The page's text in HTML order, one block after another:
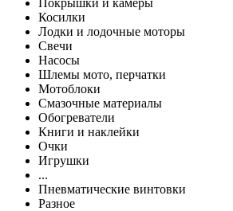
Покрышки и камеры
Косилки
Лодки и лодочные моторы
Свечи
Насосы
Шлемы мото, перчатки
Мотоблоки
Смазочные материалы
Обогреватели
Книги и наклейки
Очки
Игрушки
...
Пневматические винтовки
Разное